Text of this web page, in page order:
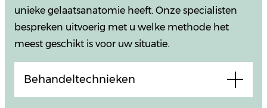
unieke gelaatsanatomie heeft. Onze specialisten
bespreken uitvoerig met u welke methode het
meest geschikt is voor uw situatie.
Behandeltechnieken